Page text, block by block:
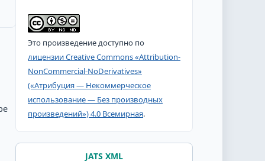
Это произведение доступно по
лицензии Creative Commons «Attribution-
NonCommercial-NoDerivatives»
(«Атрибуция — Некоммерческое
использование — Без производных
произведений») 4.0 Всемирная.
JATS XML